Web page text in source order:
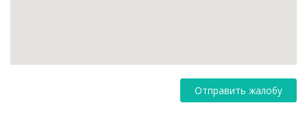
Отправить жалобу